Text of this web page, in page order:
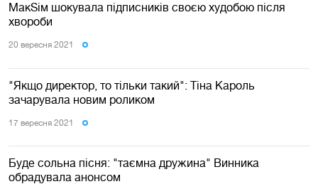
MaкSім шокувала підписників своєю худобою після
хвороби
20 вересня 2021
"Якщо директор, то тільки такий": Тіна Кароль
зачарувала новим роликом
17 вересня 2021
Буде сольна пісня: "таємна дружина" Винника
обрадувала анонсом